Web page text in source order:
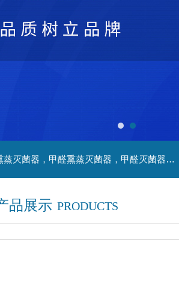
主营产品：净化工程，生物安全实验室，福尔马林熏蒸灭菌器，甲醛熏蒸灭菌器，甲醛灭菌器，灭菌器，不锈钢家具，不锈钢防爆酒精灯，污水处理系统，无火焰高温灭菌器，净化工程，百级恒温实验室，洁净工程，
品展示 PRODUCTS